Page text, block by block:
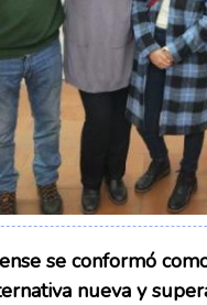
se conformó
nueva y